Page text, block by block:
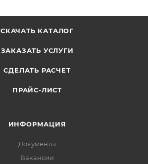
СКАЧАТЬ КАТАЛОГ
ЗАКАЗАТЬ УСЛУГИ
СДЕЛАТЬ РАСЧЕТ
ПРАЙС-ЛИСТ
ИНФОРМАЦИЯ
Документы
Вакансии